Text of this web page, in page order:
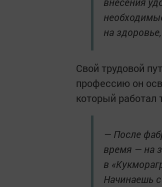
на
Свой трудовой
профессию он
который работал
— После
время — на
в
Начинаешь